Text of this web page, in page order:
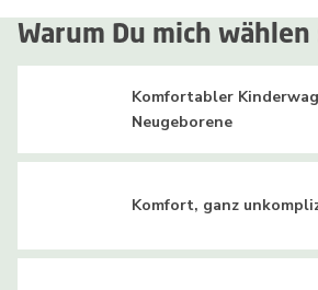
Warum Du mich
Komfortabler
Neugeborene
Komfort, ganz